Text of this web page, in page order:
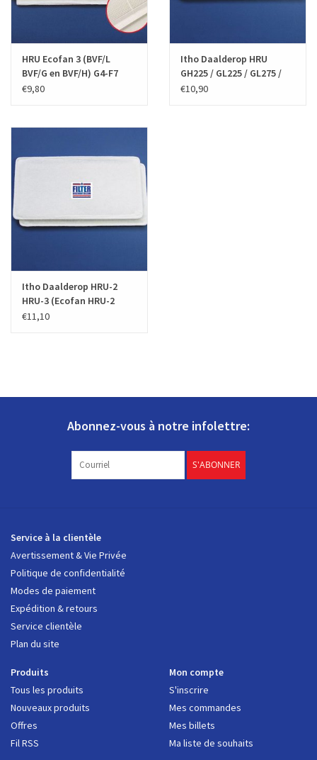
HRU Ecofan 3 (BVF/L
BVF/G en BVF/H) G4-F7
Filters
€9,80
Itho Daalderop HRU
GH225 / GL225 / GL275 /
GH275 / WH275 / WHE350 /
€10,90
Itho Daalderop HRU-2
HRU-3 (Ecofan HRU-2
HRU-3 / HRU-3GB / HRU-
€11,10
Abonnez-vous à notre infolettre:
S'ABONNER
Service à la clientèle
Avertissement & Vie Privée
Politique de confidentialité
Modes de paiement
Expédition & retours
Service clientèle
Plan du site
Produits
Tous les produits
Nouveaux produits
Offres
Fil RSS
Mon compte
S'inscrire
Mes commandes
Mes billets
Ma liste de souhaits